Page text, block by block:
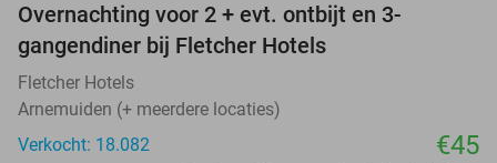
Overnachting voor 2 + evt. ontbijt en 3-
gangendiner bij Fletcher Hotels
Fletcher Hotels
Arnemuiden (+ meerdere locaties)
Verkocht: 18.082
€45